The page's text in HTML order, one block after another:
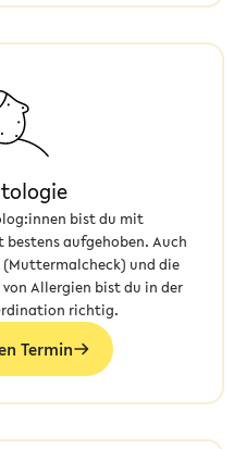
bist du mit
aufgehoben. Auch
und die
Allergien bist du in der
richtig.
Termin